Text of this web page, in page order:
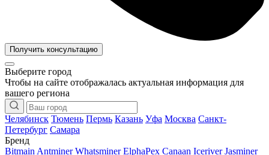
Получить консультацию
Выберите город
Чтобы на сайте отображалась актуальная информация для
вашего региона
Челябинск Тюмень Пермь Казань Уфа Москва Санкт-
Петербург Самара
Бренд
Bitmain Antminer Whatsminer ElphaPex Canaan Iceriver Jasminer